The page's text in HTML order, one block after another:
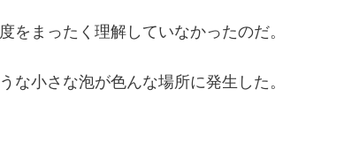
をまったく理解していなかったのだ。
な小さな泡が色んな場所に発生した。